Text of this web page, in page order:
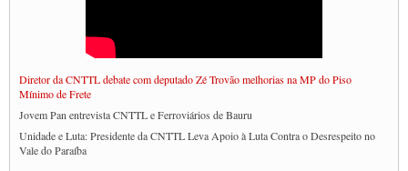
Diretor da CNTTL debate com deputado Zé Trovão melhorias na MP do Piso
Mínimo de Frete
Jovem Pan entrevista CNTTL e Ferroviários de Bauru
Unidade e Luta: Presidente da CNTTL Leva Apoio à Luta Contra o Desrespeito no
Vale do Paraíba